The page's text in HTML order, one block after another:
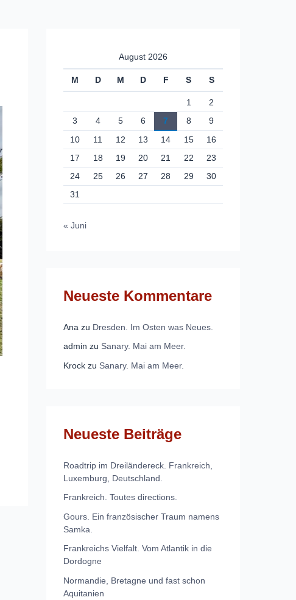
August 2026
M D M D F S S
1
2
3
4 5 6 7 8
9
10
11 12 13 14 15
16
17
18 19 20 21 22
23
24
25 26 27 28 29
30
31
« Juni
Neueste Kommentare
Ana zu Dresden. Im Osten was Neues.
admin zu Sanary. Mai am Meer.
Krock zu Sanary. Mai am Meer.
Neueste Beiträge
Roadtrip im Dreiländereck. Frankreich,
Luxemburg, Deutschland.
Frankreich. Toutes directions.
Gours. Ein französischer Traum namens
Samka.
Frankreichs Vielfalt. Vom Atlantik in die
Dordogne
Normandie, Bretagne und fast schon
Aquitanien